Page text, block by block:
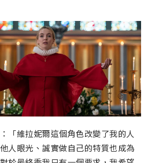
「維拉妮爾這個角色改變了我的人
人眼光、誠實做自己的特質也成為